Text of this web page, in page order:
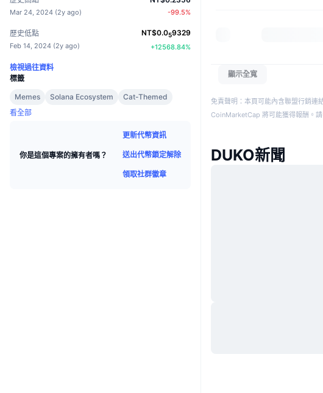
Mar 24, 2024 (2y ago) -99.5%
歷史低點
Feb 14, 2024 (2y ago)
NT$0.059329
+12568.84%
檢視過往資料
標籤
Memes
Solana Ecosystem
Cat-Themed
看全部
你是這個專案的擁有者嗎？
更新代幣資訊
送出代幣鎖定解除
領取社群徽章
顯示全寬
免責聲明：本頁可能內含聯盟行銷連
CoinMarketCap 將可能獲得報酬。請
DUKO新聞